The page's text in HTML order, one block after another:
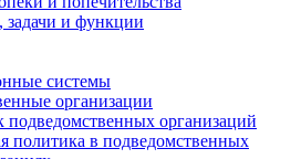
и функции
системы
организации
подведомственных организаций
политика в подведомственных